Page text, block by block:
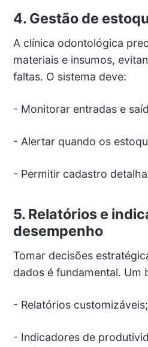
4. Gestão de
A clínica odontológica
materiais e insumos,
faltas. O sistema deve:
- Monitorar entradas e
- Alertar quando os
- Permitir cadastro
5. Relatórios e
desempenho
Tomar decisões
dados é fundamental. Um
- Relatórios customizáveis;
- Indicadores de